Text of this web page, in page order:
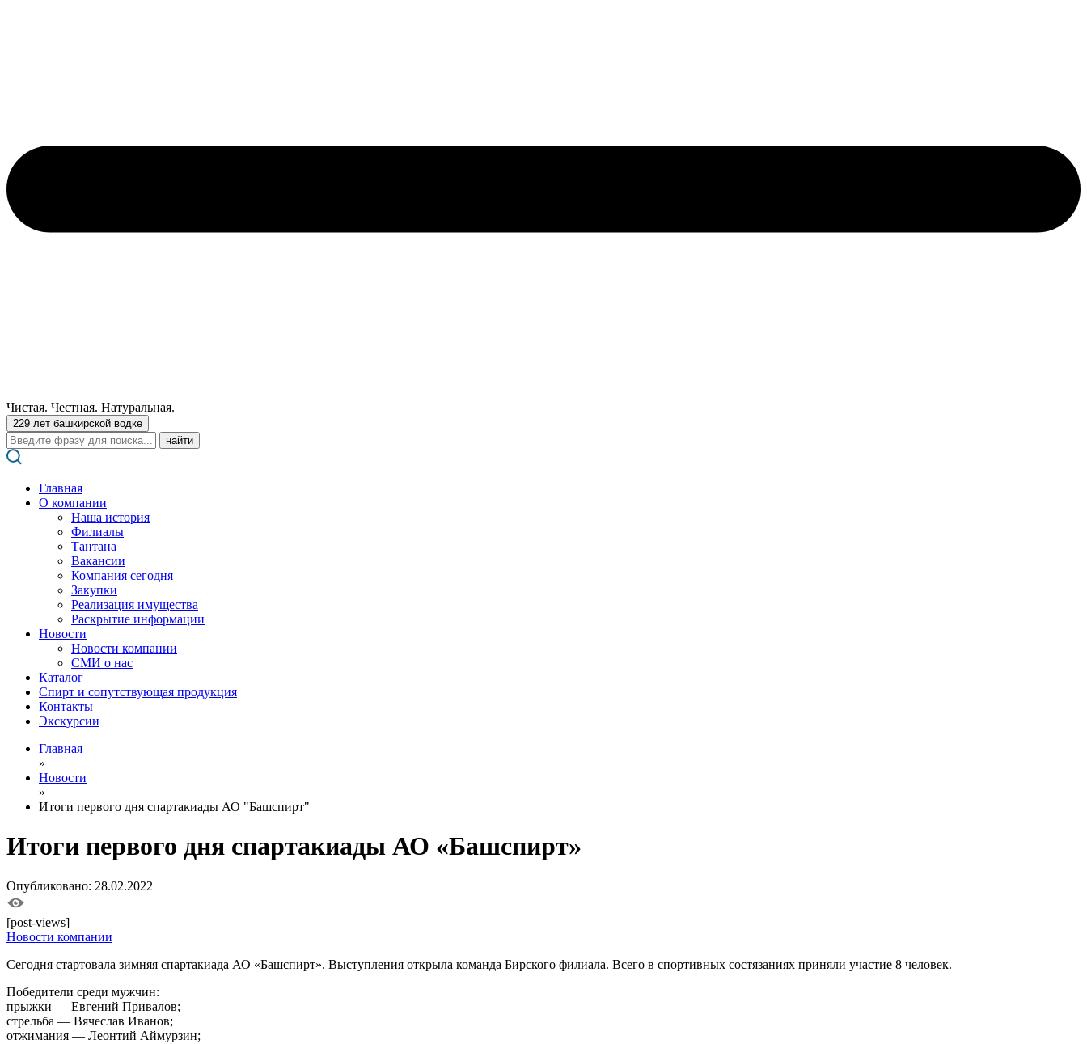
Чистая. Честная. Натуральная.
229 лет башкирской водке
Поиск:
Главная
О компании
Наша история
Филиалы
Тантана
Вакансии
Компания сегодня
Закупки
Реализация имущества
Раскрытие информации
Новости
Новости компании
СМИ о нас
Каталог
Спирт и сопутствующая продукция
Контакты
Экскурсии
Главная
»
Новости
»
Итоги первого дня спартакиады АО "Башспирт"
Итоги первого дня спартакиады АО «Башспирт»
Опубликовано: 28.02.2022
[post-views]
Новости компании
Сегодня стартовала зимняя спартакиада АО «Башспирт». Выступления открыла команда Бирского филиала. Всего в спортивных состязаниях приняли участие 8 человек.
Победители среди мужчин:
прыжки — Евгений Привалов;
стрельба — Вячеслав Иванов;
отжимания — Леонтий Аймурзин;